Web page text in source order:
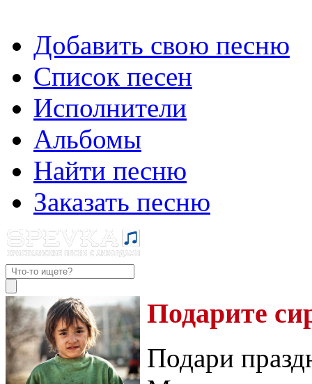
Добавить свою песню
Список песен
Исполнители
Альбомы
Найти песню
Заказать песню
Подарите
Подари